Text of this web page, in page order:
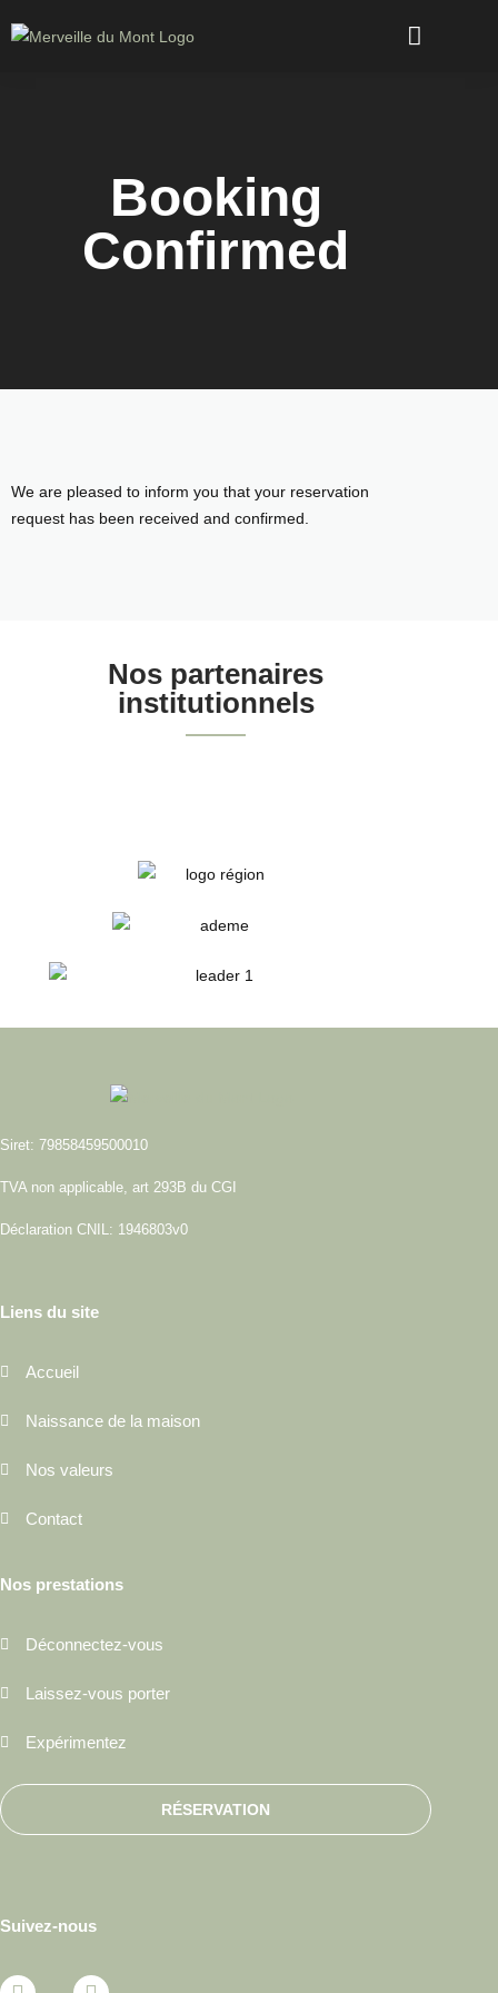
Booking
Confirmed
We are pleased to inform you that your reservation
request has been received and confirmed.
Nos partenaires
institutionnels
Siret: 79858459500010
TVA non applicable, art 293B du CGI
Déclaration CNIL: 1946803v0
Liens du site
Accueil
Naissance de la maison
Nos valeurs
Contact
Nos prestations
Déconnectez-vous
Laissez-vous porter
Expérimentez
RÉSERVATION
Suivez-nous